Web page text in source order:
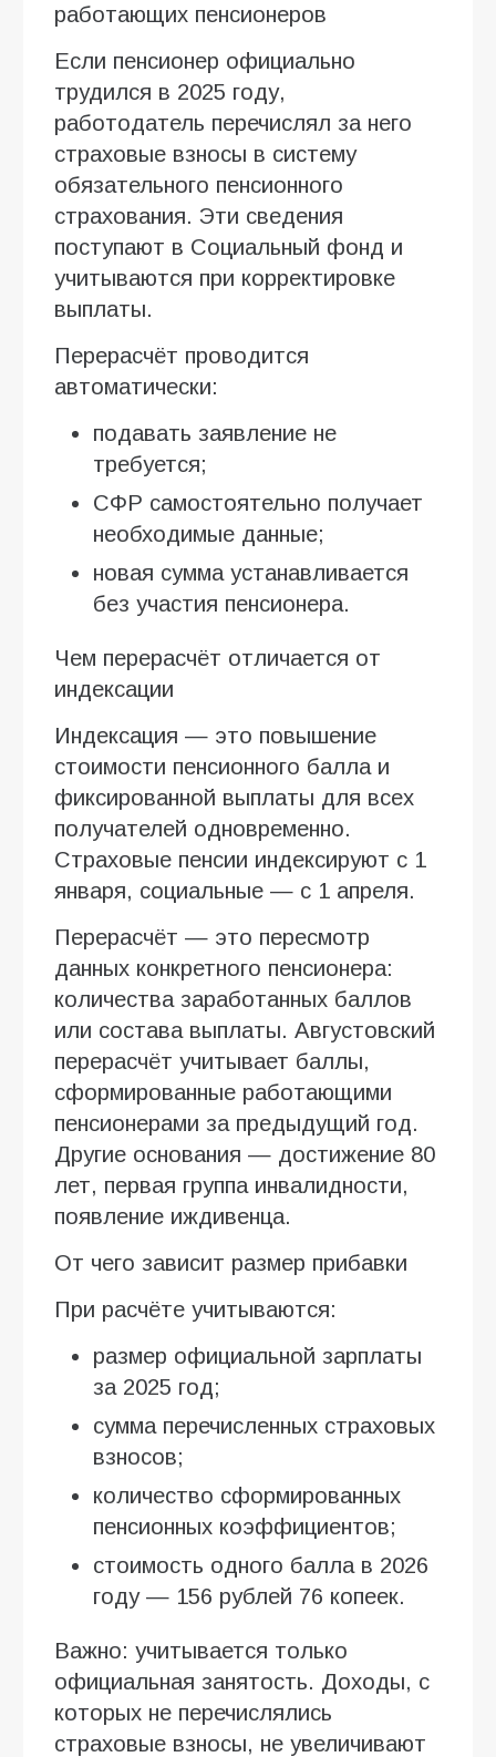
работающих пенсионеров
Если пенсионер официально
трудился в 2025 году,
работодатель перечислял за него
страховые взносы в систему
обязательного пенсионного
страхования. Эти сведения
поступают в Социальный фонд и
учитываются при корректировке
выплаты.
Перерасчёт проводится
автоматически:
подавать заявление не
требуется;
СФР самостоятельно получает
необходимые данные;
новая сумма устанавливается
без участия пенсионера.
Чем перерасчёт отличается от
индексации
Индексация — это повышение
стоимости пенсионного балла и
фиксированной выплаты для всех
получателей одновременно.
Страховые пенсии индексируют с 1
января, социальные — с 1 апреля.
Перерасчёт — это пересмотр
данных конкретного пенсионера:
количества заработанных баллов
или состава выплаты. Августовский
перерасчёт учитывает баллы,
сформированные работающими
пенсионерами за предыдущий год.
Другие основания — достижение 80
лет, первая группа инвалидности,
появление иждивенца.
От чего зависит размер прибавки
При расчёте учитываются:
размер официальной зарплаты
за 2025 год;
сумма перечисленных страховых
взносов;
количество сформированных
пенсионных коэффициентов;
стоимость одного балла в 2026
году — 156 рублей 76 копеек.
Важно: учитывается только
официальная занятость. Доходы, с
которых не перечислялись
страховые взносы, не увеличивают